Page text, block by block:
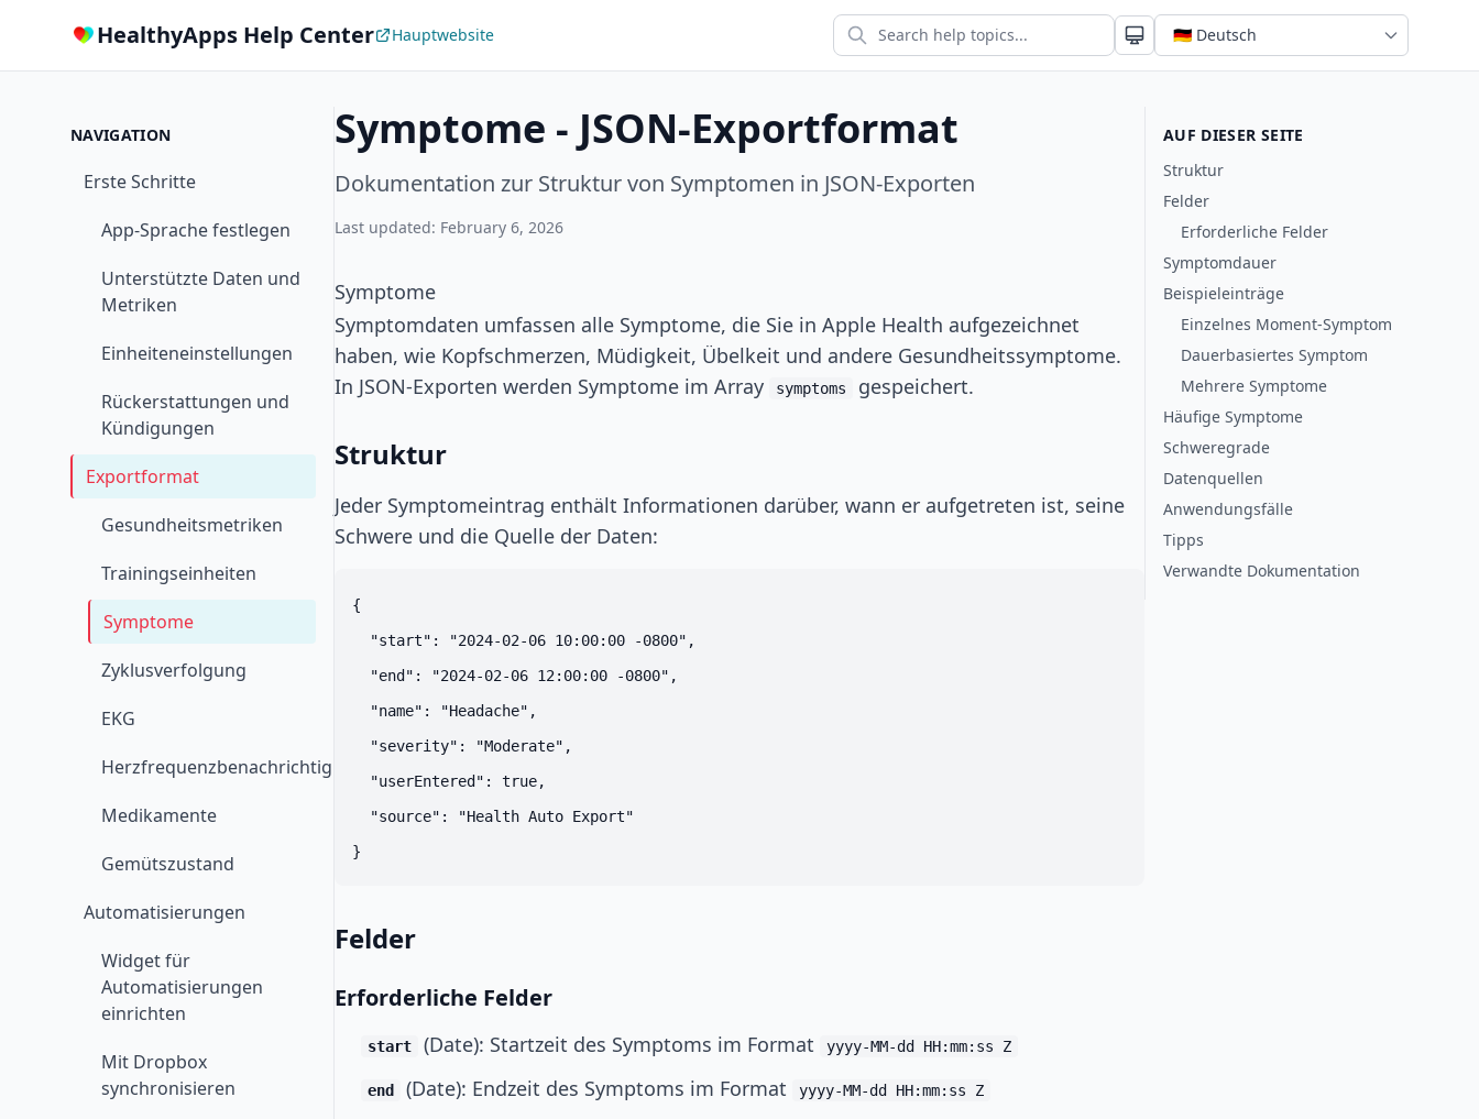
HealthyApps Help Center Hauptwebsite
NAVIGATION
Erste Schritte
App-Sprache festlegen
Unterstützte Daten und
Metriken
Einheiteneinstellungen
Rückerstattungen und
Kündigungen
Exportformat
Gesundheitsmetriken
Trainingseinheiten
Symptome
Zyklusverfolgung
EKG
Herzfrequenzbenachrichtigungen
Medikamente
Gemütszustand
Automatisierungen
Widget für
Automatisierungen
einrichten
Mit Dropbox
synchronisieren
Symptome - JSON-Exportformat
Dokumentation zur Struktur von Symptomen in JSON-Exporten
Last updated: February 6, 2026
Symptome
Symptomdaten umfassen alle Symptome, die Sie in Apple Health aufgezeichnet
haben, wie Kopfschmerzen, Müdigkeit, Übelkeit und andere Gesundheitssymptome.
In JSON-Exporten werden Symptome im Array
symptoms gespeichert.
Struktur
Jeder Symptomeintrag enthält Informationen darüber, wann er aufgetreten ist, seine
Schwere und die Quelle der Daten:
{
  "start": "2024-02-06 10:00:00 -0800",
  "end": "2024-02-06 12:00:00 -0800",
  "name": "Headache",
  "severity": "Moderate",
  "userEntered": true,
  "source": "Health Auto Export"
Felder
Erforderliche Felder
start (Date): Startzeit des Symptoms im Format yyyy-MM-dd HH:mm:ss Z
end (Date): Endzeit des Symptoms im Format yyyy-MM-dd HH:mm:ss Z
AUF DIESER SEITE
Struktur
Felder
Erforderliche Felder
Symptomdauer
Beispieleinträge
Einzelnes Moment-Symptom
Dauerbasiertes Symptom
Mehrere Symptome
Häufige Symptome
Schweregrade
Datenquellen
Anwendungsfälle
Tipps
Verwandte Dokumentation